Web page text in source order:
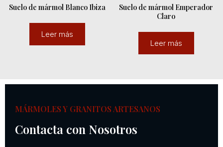
Suelo de mármol Blanco Ibiza
Leer más
Suelo de mármol Emperador
Claro
Leer más
MÁRMOLES Y GRANITOS ARTESANOS
Contacta con Nosotros